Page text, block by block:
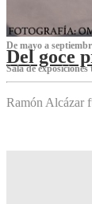
De mayo a
Del goce
Sala de exposiciones
Ramón Alcázar